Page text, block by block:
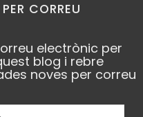
CORREU
electrònic per
blog i rebre
noves per correu
aquesta oferta no és
sinó que demana que
fer de motor de la
aposta
crid…